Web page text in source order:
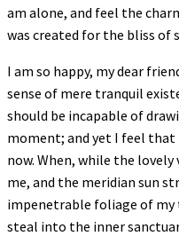
am alone, and feel the
was created for the bliss of
I am so happy, my dear
sense of mere tranquil
should be incapable of
moment; and yet I feel
now. When, while the
me, and the meridian sun
impenetrable foliage of my
steal into the inner